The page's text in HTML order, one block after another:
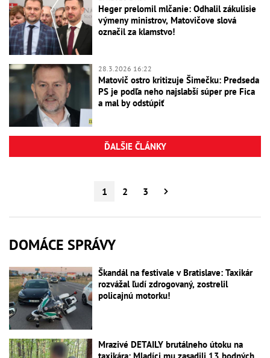
Heger prelomil mlčanie: Odhalil zákulisie
výmeny ministrov, Matovičove slová
označil za klamstvo!
28.3.2026 16:22
Matovič ostro kritizuje Šimečku: Predseda
PS je podľa neho najslabší súper pre Fica
a mal by odstúpiť
ĎALŠIE ČLÁNKY
1 2 3
DOMÁCE SPRÁVY
Škandál na festivale v Bratislave: Taxikár
rozvážal ľudí zdrogovaný, zostrelil
policajnú motorku!
Mrazivé DETAILY brutálneho útoku na